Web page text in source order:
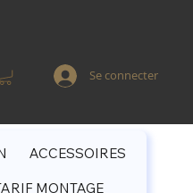
Se connecter
ACCESSOIRES
MONTAGE